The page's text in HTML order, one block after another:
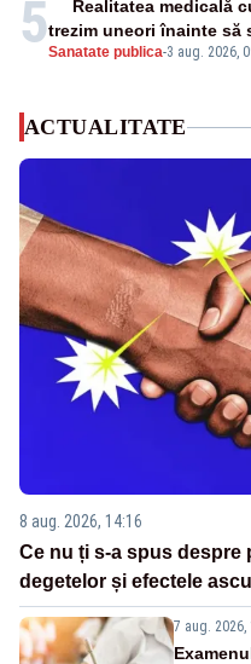
5Sanatate publica-3 aug. 2026,
Realitatea medicală
trezim uneori înainte să
ACTUALITATE
8 aug. 2026, 14:16
Ce nu ți s-a spus
degetelor și efectele
7 aug. 2026,